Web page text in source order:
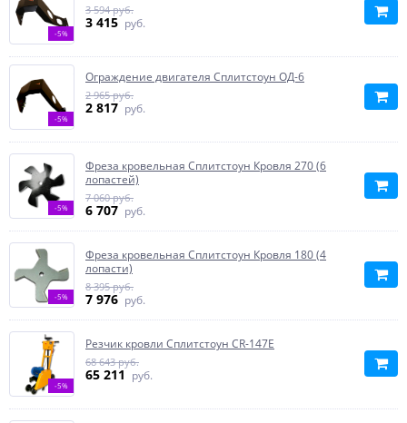
-5%
3 415 руб.
3 594 руб.
-5%
Ограждение двигателя Сплитстоун ОД-6
2 817 руб.
2 965 руб.
-5%
Фреза кровельная Сплитстоун Кровля 270 (6
лопастей)
6 707 руб.
7 060 руб.
-5%
Фреза кровельная Сплитстоун Кровля 180 (4
лопасти)
7 976 руб.
8 395 руб.
-5%
Резчик кровли Сплитстоун CR-147E
65 211 руб.
68 643 руб.